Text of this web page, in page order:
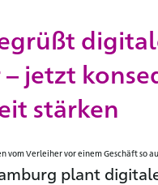
– jetzt
stärken
plant